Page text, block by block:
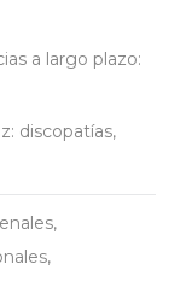
a largo plazo:
discopatías,